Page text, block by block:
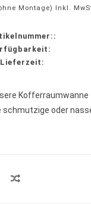
Montage) Inkl.
Lieferzeit:
schmutzige oder